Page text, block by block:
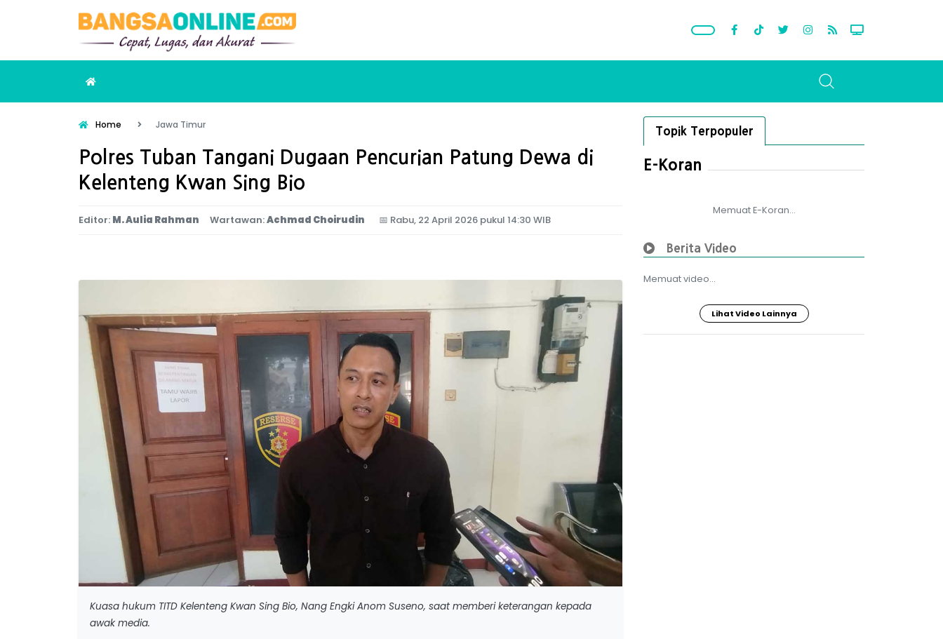
Home Jawa Timur
Polres Tuban Tangani Dugaan Pencurian Patung Dewa di
Kelenteng Kwan Sing Bio
Editor: M. Aulia Rahman Wartawan:Achmad Choirudin 📅 Rabu, 22 April 2026 pukul 14:30 WIB
Kuasa hukum TITD Kelenteng Kwan Sing Bio, Nang Engki Anom Suseno, saat memberi keterangan kepada
awak media.
Topik Terpopuler
E-Koran
Memuat E-Koran...
Berita Video
Memuat video...
Lihat Video Lainnya